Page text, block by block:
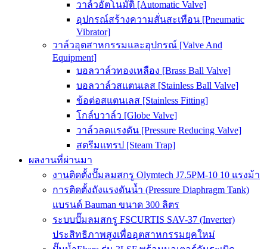
วาล์วอัตโนมัติ [Automatic Valve]
อุปกรณ์สร้างความสั่นสะเทือน [Pneumatic
Vibrator]
วาล์วอุตสาหกรรมและอุปกรณ์ [Valve And
Equipment]
บอลวาล์วทองเหลือง [Brass Ball Valve]
บอลวาล์วสแตนเลส [Stainless Ball Valve]
ข้อต่อสแตนเลส [Stainless Fitting]
โกล์บวาล์ว [Globe Valve]
วาล์วลดแรงดัน [Pressure Reducing Valve]
สตรีมแทรป [Steam Trap]
ผลงานที่ผ่านมา
งานติดตั้งปั๊มลมสกรู Olymtech J7.5PM-10 10 แรงม้า
การติดตั้งถังแรงดันน้ำ (Pressure Diaphragm Tank)
แบรนด์ Bauman ขนาด 300 ลิตร
ระบบปั๊มลมสกรู FSCURTIS SAV-37 (Inverter)
ประสิทธิภาพสูงเพื่ออุตสาหกรรมยุคใหม่